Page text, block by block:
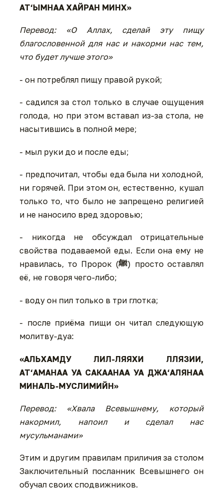
АТ‘ЫМНАА ХАЙРАН МИНХ»
Перевод: «О Аллах, сделай эту пищу
благословенной для нас и накорми нас тем,
что будет лучше этого»
- он потреблял пищу правой рукой;
- садился за стол только в случае ощущения
голода, но при этом вставал из-за стола, не
насытившись в полной мере;
- мыл руки до и после еды;
- предпочитал, чтобы еда была ни холодной,
ни горячей. При этом он, естественно, кушал
только то, что было не запрещено религией
и не наносило вред здоровью;
- никогда не обсуждал отрицательные
свойства подаваемой еды. Если она ему не
нравилась, то Пророк (ﷺ) просто оставлял
её, не говоря чего-либо;
- воду он пил только в три глотка;
- после приёма пищи он читал следующую
молитву-дуа:
«АЛЬХАМДУ ЛИЛ-ЛЯЯХИ ЛЛЯЗИИ,
АТ‘АМАНАА УА САКААНАА УА ДЖА‘АЛЯНАА
МИНАЛЬ-МУСЛИМИЙН»
Перевод: «Хвала Всевышнему, который
накормил, напоил и сделал нас
мусульманами»
Этим и другим правилам приличия за столом
Заключительный посланник Всевышнего он
обучал своих сподвижников.